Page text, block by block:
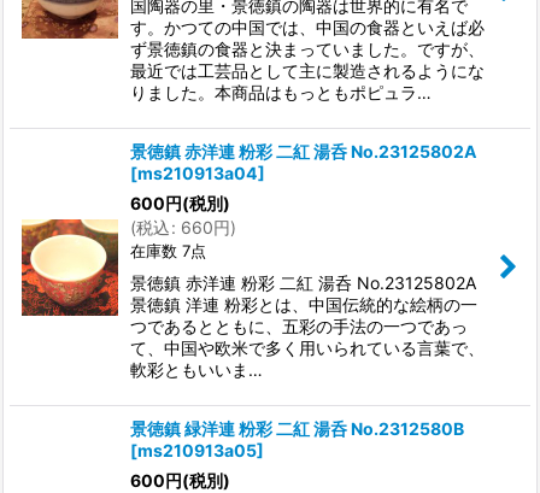
国陶器の里・景徳鎮の陶器は世界的に有名で
す。かつての中国では、中国の食器といえば必
ず景徳鎮の食器と決まっていました。ですが、
最近では工芸品として主に製造されるようにな
りました。本商品はもっともポピュラ…
景徳鎮 赤洋連 粉彩 二紅 湯呑 No.23125802A
[ms210913a04]
600円(税別)
(税込: 660円)
在庫数 7点
景徳鎮 赤洋連 粉彩 二紅 湯呑 No.23125802A
景徳鎮 洋連 粉彩とは、中国伝統的な絵柄の一
つであるとともに、五彩の手法の一つであっ
て、中国や欧米で多く用いられている言葉で、
軟彩ともいいま…
景徳鎮 緑洋連 粉彩 二紅 湯呑 No.2312580B
[ms210913a05]
600円(税別)